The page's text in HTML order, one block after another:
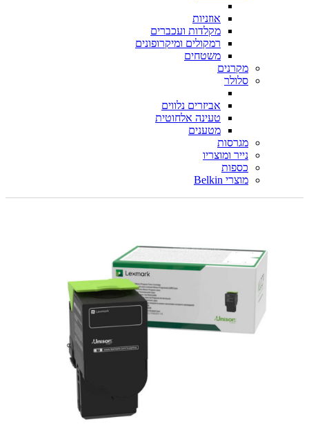
אוזניות
מקלדות ועכברים
רמקולים ומיקרופונים
משטחים
מקרנים
סלולר
אביזרים נלווים
טעינה אלחוטית
מטענים
מגרסות
נייר ומוצריו
כספות
מוצרי Belkin